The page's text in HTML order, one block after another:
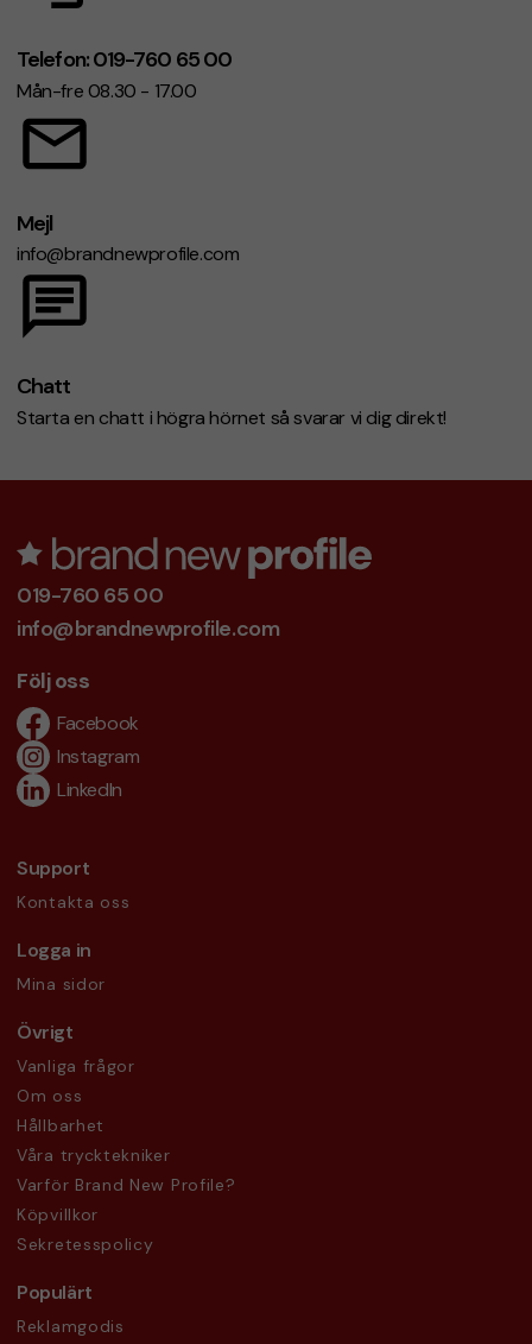
Telefon: 019-760 65 00
Mån-fre 08.30 - 17.00
Mejl
info@brandnewprofile.com
Chatt
Starta en chatt i högra hörnet så svarar vi dig direkt!
019-760 65 00
info@brandnewprofile.com
Följ oss
Facebook
Instagram
LinkedIn
Support
Kontakta oss
Logga in
Mina sidor
Övrigt
Vanliga frågor
Om oss
Hållbarhet
Våra trycktekniker
Varför Brand New Profile?
Köpvillkor
Sekretesspolicy
Populärt
Reklamgodis